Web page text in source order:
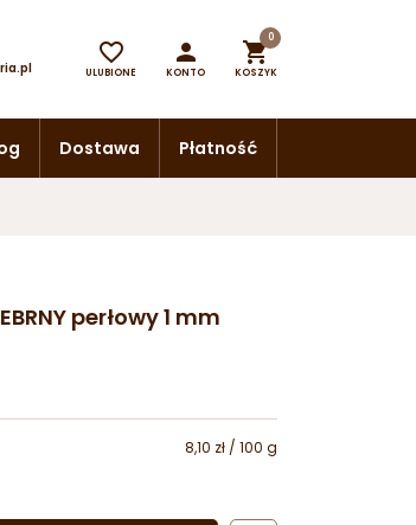

ULUBIONE

KONTO

0
KOSZYK
Dostawa Płatność
perłowy 1 mm
8,10 zł / 100 g